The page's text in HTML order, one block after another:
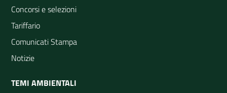
Concorsi e selezioni
Tariffario
Comunicati Stampa
Notizie
TEMI AMBIENTALI